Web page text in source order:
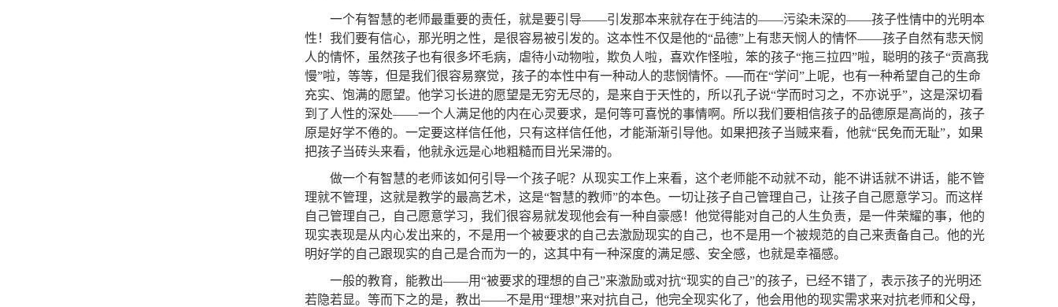
一个有智慧的老师最重要的责任，就是要引导——引发那本来就存在于纯洁的——污染未深的——孩子性情中的光明本
性！我们要有信心，那光明之性，是很容易被引发的。这本性不仅是他的“品德”上有悲天悯人的情怀——孩子自然有悲天悯
人的情怀，虽然孩子也有很多坏毛病，虐待小动物啦，欺负人啦，喜欢作怪啦，笨的孩子“拖三拉四”啦，聪明的孩子“贡高我
慢”啦，等等，但是我们很容易察觉，孩子的本性中有一种动人的悲悯情怀。──而在“学问”上呢，也有一种希望自己的生命
充实、饱满的愿望。他学习长进的愿望是无穷无尽的，是来自于天性的，所以孔子说“学而时习之，不亦说乎”，这是深切看
到了人性的深处——一个人满足他的内在心灵要求，是何等可喜悦的事情啊。所以我们要相信孩子的品德原是高尚的，孩子
原是好学不倦的。一定要这样信任他，只有这样信任他，才能渐渐引导他。如果把孩子当贼来看，他就“民免而无耻”，如果
把孩子当砖头来看，他就永远是心地粗糙而目光呆滞的。
做一个有智慧的老师该如何引导一个孩子呢？从现实工作上来看，这个老师能不动就不动，能不讲话就不讲话，能不管
理就不管理，这就是教学的最高艺术，这是“智慧的教师”的本色。一切让孩子自己管理自己，让孩子自己愿意学习。而这样
自己管理自己，自己愿意学习，我们很容易就发现他会有一种自豪感！他觉得能对自己的人生负责，是一件荣耀的事，他的
现实表现是从内心发出来的，不是用一个被要求的自己去激励现实的自己，也不是用一个被规范的自己来责备自己。他的光
明好学的自己跟现实的自己是合而为一的，这其中有一种深度的满足感、安全感，也就是幸福感。
一般的教育，能教出——用“被要求的理想的自己”来激励或对抗“现实的自己”的孩子，已经不错了，表示孩子的光明还
若隐若显。等而下之的是，教出——不是用“理想”来对抗自己，他完全现实化了，他会用他的现实需求来对抗老师和父母，